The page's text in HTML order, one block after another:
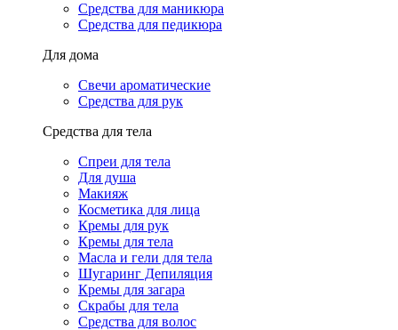
Средства для маникюра
Средства для педикюра
Для дома
Свечи ароматические
Средства для рук
Средства для тела
Спреи для тела
Для душа
Макияж
Косметика для лица
Кремы для рук
Кремы для тела
Масла и гели для тела
Шугаринг Депиляция
Кремы для загара
Скрабы для тела
Средства для волос